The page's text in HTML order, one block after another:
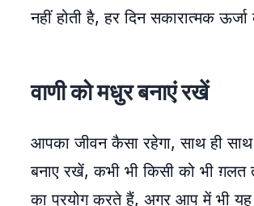
नहीं होती है, हर दिन सकारात्मक
वाणी को मधुर बनाएं रखें
आपका जीवन कैसा रहेगा, साथ ही साथ
बनाए रखें, कभी भी किसी को भी
का प्रयोग करते हैं, अगर आप में भी